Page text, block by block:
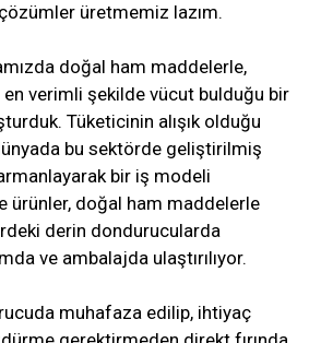
üretmemiz lazım.
doğal ham maddelerle,
verimli şekilde vücut bulduğu bir
Tüketicinin alışık olduğu
bu sektörde geliştirilmiş
bir iş modeli
ürünler, doğal ham maddelerle
derin dondurucularda
ve ambalajda ulaştırılıyor.
muhafaza edilip, ihtiyaç